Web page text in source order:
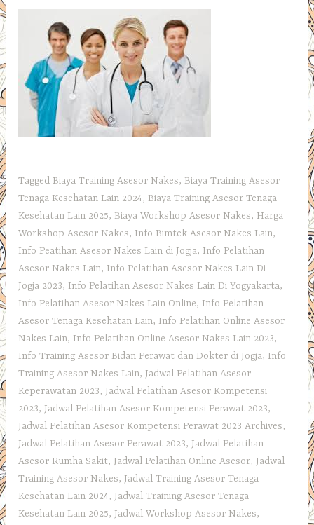
Tagged Biaya Training Asesor Nakes, Biaya Training Asesor
Tenaga Kesehatan Lain 2024, Biaya Training Asesor Tenaga
Kesehatan Lain 2025, Biaya Workshop Asesor Nakes, Harga
Workshop Asesor Nakes, Info Bimtek Asesor Nakes Lain,
Info Peatihan Asesor Nakes Lain di Jogja, Info Pelatihan
Asesor Nakes Lain, Info Pelatihan Asesor Nakes Lain Di
Jogja 2023, Info Pelatihan Asesor Nakes Lain Di Yogyakarta,
Info Pelatihan Asesor Nakes Lain Online, Info Pelatihan
Asesor Tenaga Kesehatan Lain, Info Pelatihan Online Asesor
Nakes Lain, Info Pelatihan Online Asesor Nakes Lain 2023,
Info Training Asesor Bidan Perawat dan Dokter di Jogja, Info
Training Asesor Nakes Lain, Jadwal Pelatihan Asesor
Keperawatan 2023, Jadwal Pelatihan Asesor Kompetensi
2023, Jadwal Pelatihan Asesor Kompetensi Perawat 2023,
Jadwal Pelatihan Asesor Kompetensi Perawat 2023 Archives,
Jadwal Pelatihan Asesor Perawat 2023, Jadwal Pelatihan
Asesor Rumha Sakit, Jadwal Pelatihan Online Asesor, Jadwal
Training Asesor Nakes, Jadwal Training Asesor Tenaga
Kesehatan Lain 2024, Jadwal Training Asesor Tenaga
Kesehatan Lain 2025, Jadwal Workshop Asesor Nakes,